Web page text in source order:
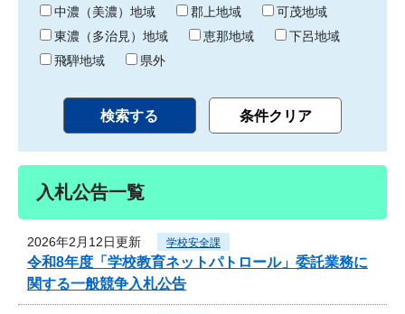
中濃（美濃）地域
郡上地域
可茂地域
東濃（多治見）地域
恵那地域
下呂地域
飛騨地域
県外
入札公告一覧
2026年2月12日更新 学校安全課
令和8年度「学校教育ネットパトロール」委託業務に
関する一般競争入札公告